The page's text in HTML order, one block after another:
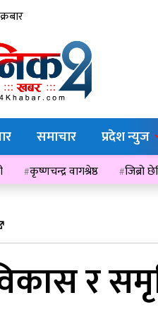
समाचार प्रदेश न्युज
कृष्णचन्द्र वागश्रेष्ठ
जिब्रो
र